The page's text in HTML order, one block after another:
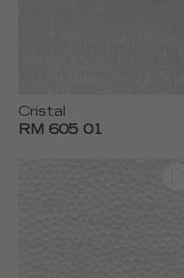
Cristal
RM 605 01